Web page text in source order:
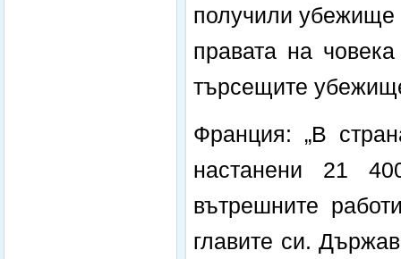
получили убежище
правата на
търсещите
Франция: „В
настанени 21
вътрешните
главите си.